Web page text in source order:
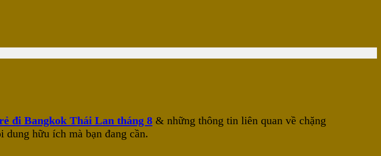
đi Bangkok Thái Lan tháng 8 & những thông tin liên quan về chặng
hữu ích mà bạn đang cần.